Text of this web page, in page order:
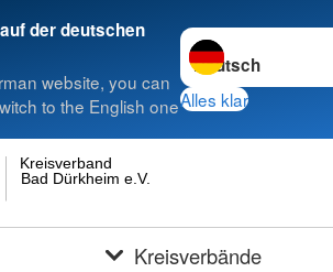
der deutschen
website, you can
to the English one
Sprache wechseln
Alles klar
Bad Dürkheim e.V.
Kreisverband
Kreisverbände